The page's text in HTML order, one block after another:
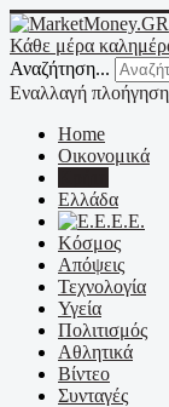
Κάθε μέρα
Αναζήτηση...
Εναλλαγή
Home
Οικονομικά
Ελλάδα
Ε.Ε.
Κόσμος
Απόψεις
Τεχνολογία
Υγεία
Πολιτισμός
Αθλητικά
Βίντεο
Συνταγές